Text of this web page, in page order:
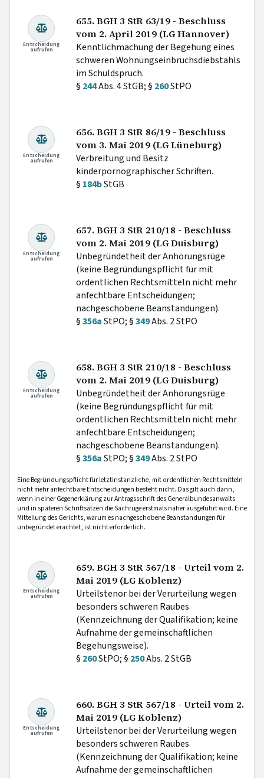
Entscheidung
aufrufen
655. BGH 3 StR 63/19 - Beschluss
vom 2. April 2019 (LG Hannover)
Kenntlichmachung der Begehung eines
schweren Wohnungseinbruchsdiebstahls
im Schuldspruch.
§ 244Abs. 4 StGB; § 260StPO
Entscheidung
aufrufen
656. BGH 3 StR 86/19 - Beschluss
vom 3. Mai 2019 (LG Lüneburg)
Verbreitung und Besitz
kinderpornographischer Schriften.
§ 184bStGB
Entscheidung
aufrufen
657. BGH 3 StR 210/18 - Beschluss
vom 2. Mai 2019 (LG Duisburg)
Unbegründetheit der Anhörungsrüge
(keine Begründungspflicht für mit
ordentlichen Rechtsmitteln nicht mehr
anfechtbare Entscheidungen;
nachgeschobene Beanstandungen).
§356aStPO; §349Abs. 2 StPO
Entscheidung
aufrufen
658. BGH 3 StR 210/18 - Beschluss
vom 2. Mai 2019 (LG Duisburg)
Unbegründetheit der Anhörungsrüge
(keine Begründungspflicht für mit
ordentlichen Rechtsmitteln nicht mehr
anfechtbare Entscheidungen;
nachgeschobene Beanstandungen).
§356aStPO; §349Abs. 2 StPO
Eine Begründungspflicht für letztinstanzliche, mit ordentlichen Rechtsmitteln
nicht mehr anfechtbare Entscheidungen besteht nicht. Das gilt auch dann,
wenn in einer Gegenerklärung zur Antragsschrift des Generalbundesanwalts
und in späteren Schriftsätzen die Sachrüge erstmals näher ausgeführt wird. Eine
Mitteilung des Gerichts, warum es nachgeschobene Beanstandungen für
unbegründet erachtet, ist nicht erforderlich.
Entscheidung
aufrufen
659. BGH 3 StR 567/18 - Urteil vom 2.
Mai 2019 (LG Koblenz)
Urteilstenor bei der Verurteilung wegen
besonders schweren Raubes
(Kennzeichnung der Qualifikation; keine
Aufnahme der gemeinschaftlichen
Begehungsweise).
§ 260StPO; § 250Abs. 2 StGB
Entscheidung
aufrufen
660. BGH 3 StR 567/18 - Urteil vom 2.
Mai 2019 (LG Koblenz)
Urteilstenor bei der Verurteilung wegen
besonders schweren Raubes
(Kennzeichnung der Qualifikation; keine
Aufnahme der gemeinschaftlichen